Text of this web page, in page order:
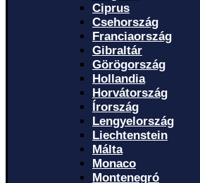
Ciprus
Csehország
Franciaország
Gibraltár
Görögország
Hollandia
Horvátország
Írország
Lengyelország
Liechtenstein
Málta
Monaco
Montenegró